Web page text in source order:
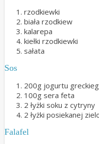
rzodkiewki
biała rzodkiew
kalarepa
kiełki rzodkiewki
sałata
Sos
200g jogurtu
100g sera feta
2 łyżki soku z cytryny
2 łyżki posiekanej
Falafel